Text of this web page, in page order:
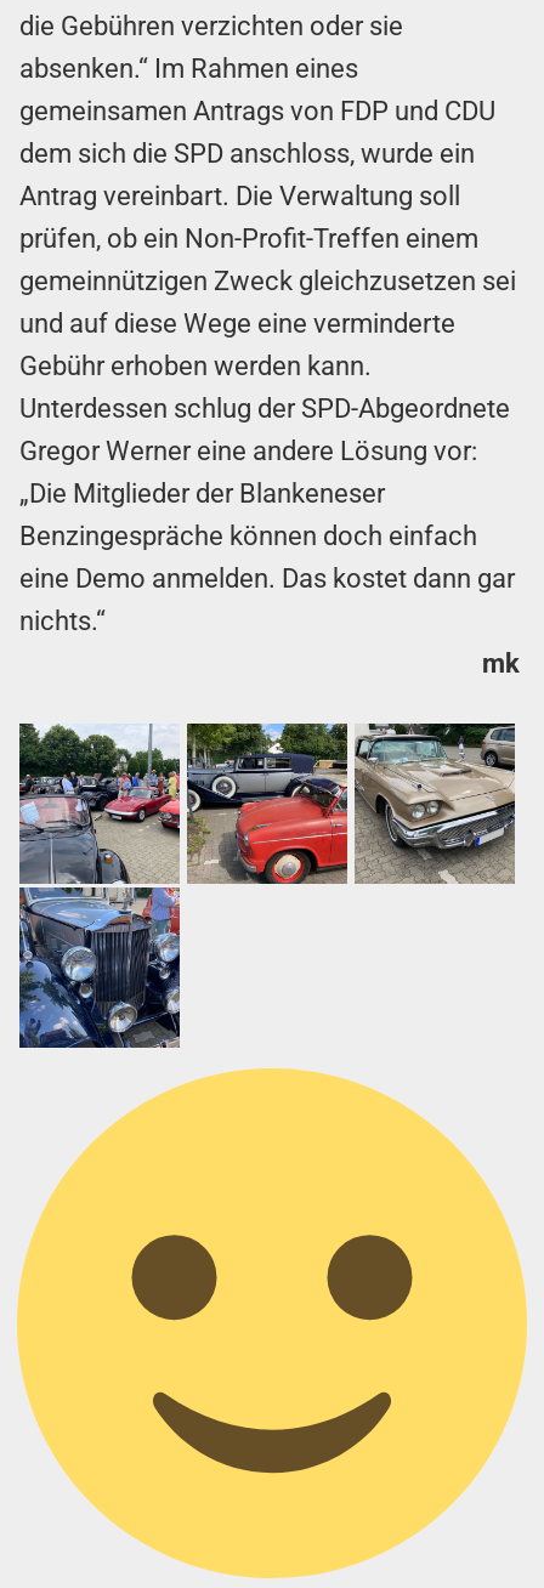
die Gebühren verzichten oder sie
absenken.“ Im Rahmen eines
gemeinsamen Antrags von FDP und CDU
dem sich die SPD anschloss, wurde ein
Antrag vereinbart. Die Verwaltung soll
prüfen, ob ein Non-Profit-Treffen einem
gemeinnützigen Zweck gleichzusetzen sei
und auf diese Wege eine verminderte
Gebühr erhoben werden kann.
Unterdessen schlug der SPD-Abgeordnete
Gregor Werner eine andere Lösung vor:
„Die Mitglieder der Blankeneser
Benzingespräche können doch einfach
eine Demo anmelden. Das kostet dann gar
nichts.“
mk